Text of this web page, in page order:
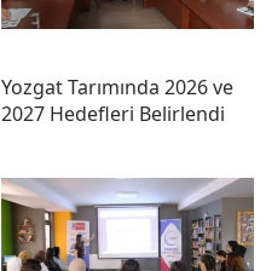
Yozgat Tarımında 2026 ve
2027 Hedefleri Belirlendi